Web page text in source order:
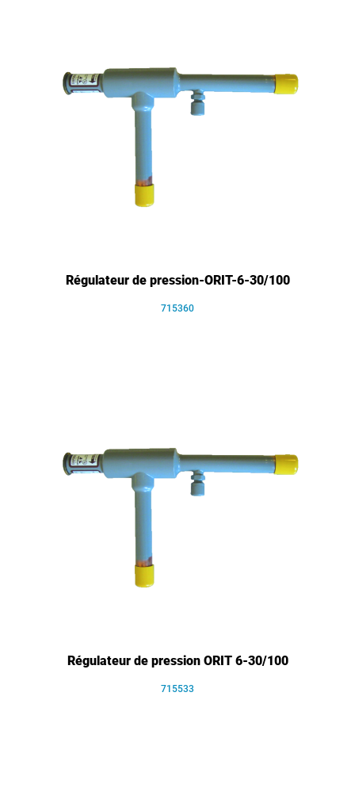
Régulateur de pression-ORIT-6-30/100
715360
Régulateur de pression ORIT 6-30/100
715533